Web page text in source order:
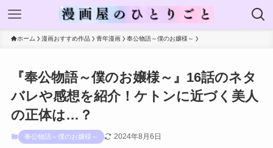
ホーム 漫画おすすめ作品 青年漫画 奉公物語～僕のお嬢様～
『奉公物語～僕のお嬢様～』16話のネタ
バレや感想を紹介！ケトンに近づく美人
の正体は…？
奉公物語～僕のお嬢様～ 2024年8月6日